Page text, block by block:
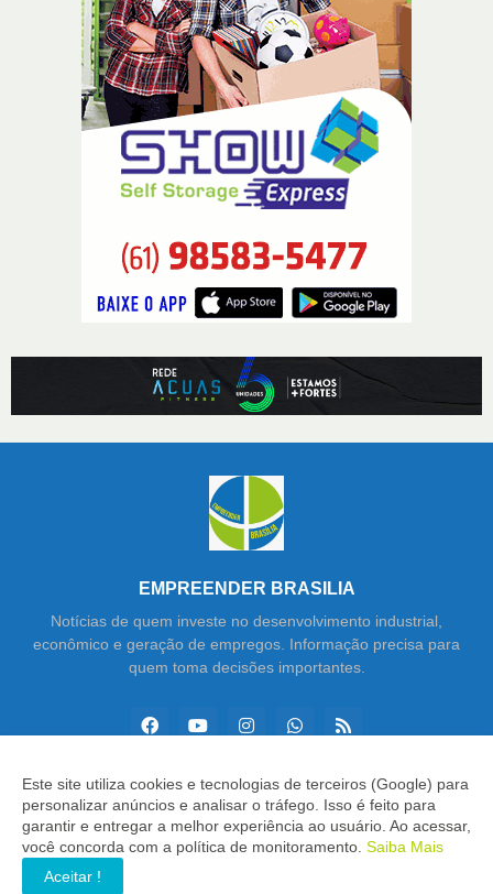
EMPREENDER BRASILIA
Notícias de quem investe no desenvolvimento industrial,
econômico e geração de empregos. Informação precisa para
quem toma decisões importantes.
Copyright ©2026Empreender Brasília
INÍCIO SOBRE CONTATO LGPD
EXPEDIENTE
Este site utiliza cookies e tecnologias de terceiros (Google) para
personalizar anúncios e analisar o tráfego. Isso é feito para
garantir e entregar a melhor experiência ao usuário. Ao acessar,
você concorda com a política de monitoramento. Saiba Mais
Aceitar !